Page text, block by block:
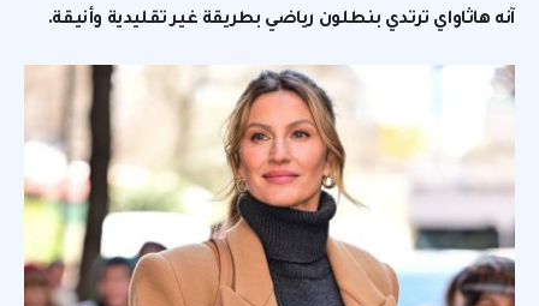
آنه هاثاواي ترتدي بنطلون رياضي بطريقة غير تقليدية وأنيقة.